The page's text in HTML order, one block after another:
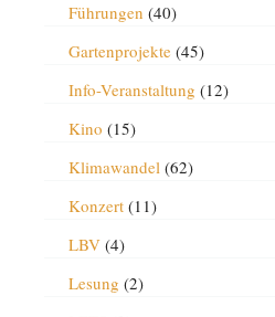
Führungen (40)
Gartenprojekte(45)
Info-Veranstaltung (12)
Kino (15)
Klimawandel(62)
Konzert(11)
LBV(4)
Lesung (2)